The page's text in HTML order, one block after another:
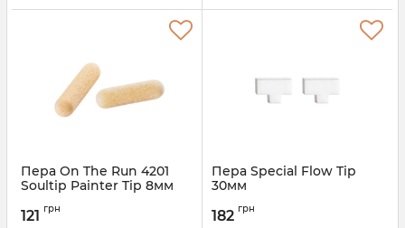
Пера On The Run 4201
Soultip Painter Tip 8мм
121 грн
Пера Special Flow Tip
30мм
182 грн